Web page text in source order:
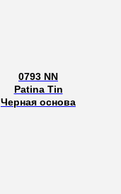
0793 NN
Patina Tin
Черная основа